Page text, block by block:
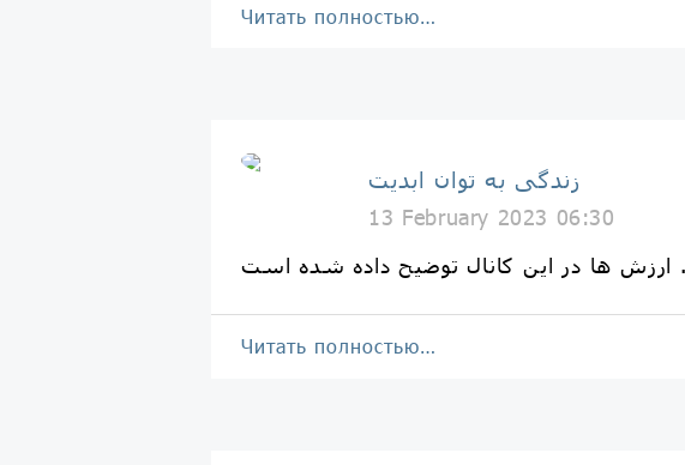
Читать полностью…
زندگی به توان ابدیت
13 February 2023 06:30
Читать полностью…